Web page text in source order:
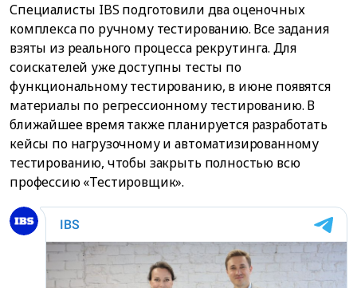
Специалисты IBS подготовили два оценочных
комплекса по ручному тестированию. Все задания
взяты из реального процесса рекрутинга. Для
соискателей уже доступны тесты по
функциональному тестированию, в июне появятся
материалы по регрессионному тестированию. В
ближайшее время также планируется разработать
кейсы по нагрузочному и автоматизированному
тестированию, чтобы закрыть полностью всю
профессию «Тестировщик».